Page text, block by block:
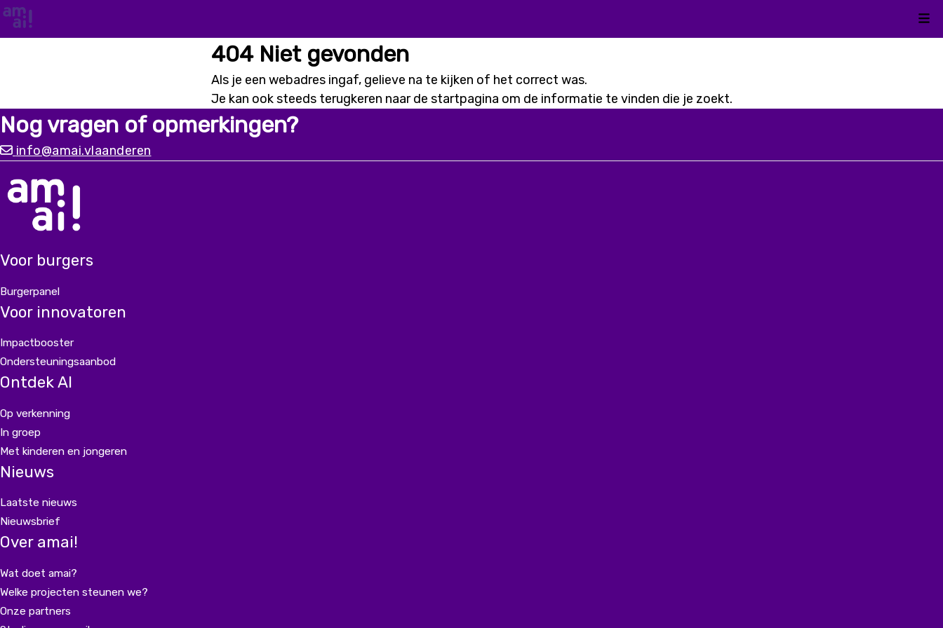
404 Niet gevonden
Als je een webadres ingaf, gelieve na te kijken of het correct was.
Je kan ook steeds terugkeren naar de startpagina om de informatie te vinden die je zoekt.
Nog vragen of opmerkingen?
info@amai.vlaanderen
Voor burgers
Burgerpanel
Voor innovatoren
Impactbooster
Ondersteuningsaanbod
Ontdek AI
Op verkenning
In groep
Met kinderen en jongeren
Nieuws
Laatste nieuws
Nieuwsbrief
Over amai!
Wat doet amai?
Welke projecten steunen we?
Onze partners